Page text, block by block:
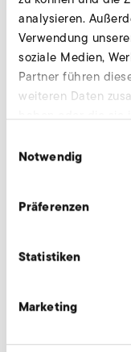
analysieren.
Verwendung
soziale Medien,
Partner führen
weiteren Daten
Notwendig
Präferenzen
Statistiken
Marketing
Nur gültig für
A-HP 330/33-
A-HP 330/33-
Wir beraten